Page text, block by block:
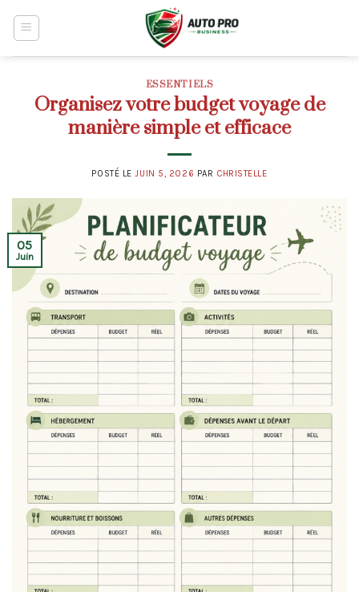
ESSENTIELS
Organisez votre budget voyage de
manière simple et efficace
POSTÉ LEJUIN 5, 2026 PAR CHRISTELLE
05
Juin